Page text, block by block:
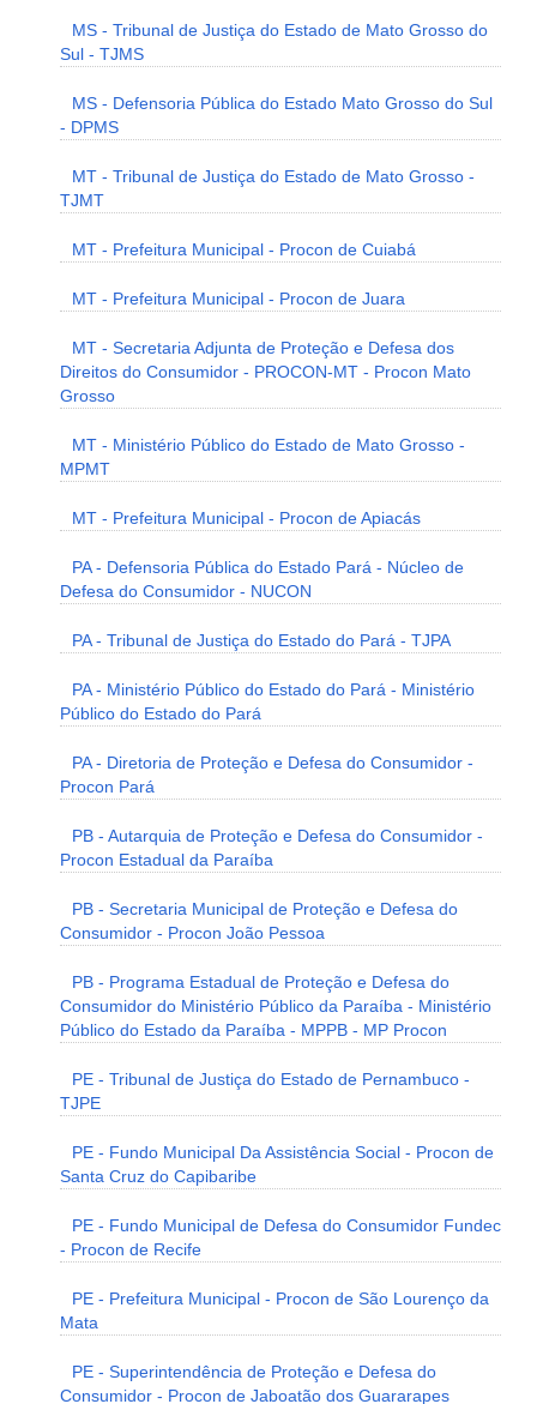
MS - Tribunal de Justiça do Estado de Mato Grosso do
Sul - TJMS
MS - Defensoria Pública do Estado Mato Grosso do Sul
- DPMS
MT - Tribunal de Justiça do Estado de Mato Grosso -
TJMT
MT - Prefeitura Municipal - Procon de Cuiabá
MT - Prefeitura Municipal - Procon de Juara
MT - Secretaria Adjunta de Proteção e Defesa dos
Direitos do Consumidor - PROCON-MT - Procon Mato
Grosso
MT - Ministério Público do Estado de Mato Grosso -
MPMT
MT - Prefeitura Municipal - Procon de Apiacás
PA - Defensoria Pública do Estado Pará - Núcleo de
Defesa do Consumidor - NUCON
PA - Tribunal de Justiça do Estado do Pará - TJPA
PA - Ministério Público do Estado do Pará - Ministério
Público do Estado do Pará
PA - Diretoria de Proteção e Defesa do Consumidor -
Procon Pará
PB - Autarquia de Proteção e Defesa do Consumidor -
Procon Estadual da Paraíba
PB - Secretaria Municipal de Proteção e Defesa do
Consumidor - Procon João Pessoa
PB - Programa Estadual de Proteção e Defesa do
Consumidor do Ministério Público da Paraíba - Ministério
Público do Estado da Paraíba - MPPB - MP Procon
PE - Tribunal de Justiça do Estado de Pernambuco -
TJPE
PE - Fundo Municipal Da Assistência Social - Procon de
Santa Cruz do Capibaribe
PE - Fundo Municipal de Defesa do Consumidor Fundec
- Procon de Recife
PE - Prefeitura Municipal - Procon de São Lourenço da
Mata
PE - Superintendência de Proteção e Defesa do
Consumidor - Procon de Jaboatão dos Guararapes